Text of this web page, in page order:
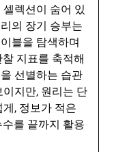
렉션이 숨어 있
의 장기 승부는
블을 탐색하며
찰 지표를 축적해
선별하는 습관
지만, 원리는 단
, 정보가 적은
를 끝까지 활용